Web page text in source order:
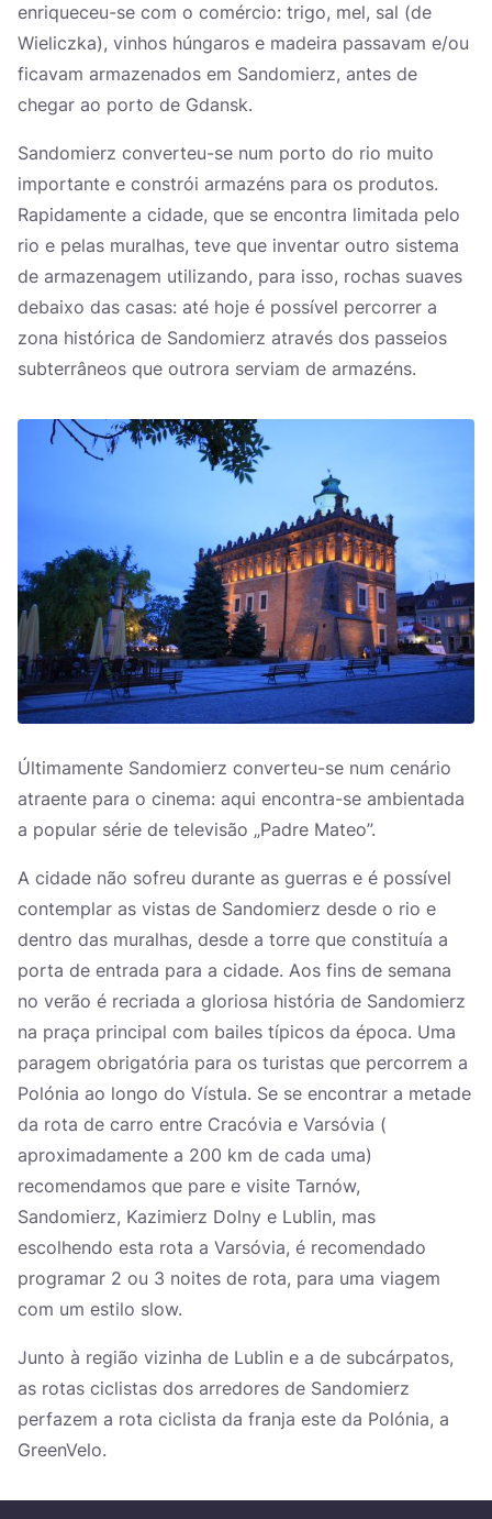
enriqueceu-se com o comércio: trigo, mel, sal (de
Wieliczka), vinhos húngaros e madeira passavam e/ou
ficavam armazenados em Sandomierz, antes de
chegar ao porto de Gdansk.
Sandomierz converteu-se num porto do rio muito
importante e constrói armazéns para os produtos.
Rapidamente a cidade, que se encontra limitada pelo
rio e pelas muralhas, teve que inventar outro sistema
de armazenagem utilizando, para isso, rochas suaves
debaixo das casas: até hoje é possível percorrer a
zona histórica de Sandomierz através dos passeios
subterrâneos que outrora serviam de armazéns.
Últimamente Sandomierz converteu-se num cenário
atraente para o cinema: aqui encontra-se ambientada
a popular série de televisão „Padre Mateo”.
A cidade não sofreu durante as guerras e é possível
contemplar as vistas de Sandomierz desde o rio e
dentro das muralhas, desde a torre que constituía a
porta de entrada para a cidade. Aos fins de semana
no verão é recriada a gloriosa história de Sandomierz
na praça principal com bailes típicos da época. Uma
paragem obrigatória para os turistas que percorrem a
Polónia ao longo do Vístula. Se se encontrar a metade
da rota de carro entre Cracóvia e Varsóvia (
aproximadamente a 200 km de cada uma)
recomendamos que pare e visite Tarnów,
Sandomierz, Kazimierz Dolny e Lublin, mas
escolhendo esta rota a Varsóvia, é recomendado
programar 2 ou 3 noites de rota, para uma viagem
com um estilo slow.
Junto à região vizinha de Lublin e a de subcárpatos,
as rotas ciclistas dos arredores de Sandomierz
perfazem a rota ciclista da franja este da Polónia, a
GreenVelo.